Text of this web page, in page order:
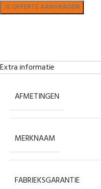
Extra informatie
AFMETINGEN
MERKNAAM
FABRIEKSGARANTIE